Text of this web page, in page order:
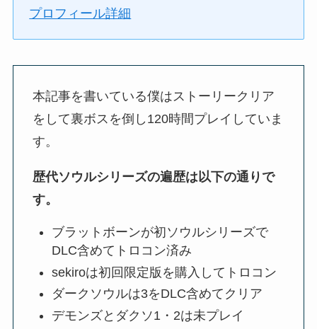
プロフィール詳細
本記事を書いている僕はストーリークリア
をして裏ボスを倒し120時間プレイしていま
す。
歴代ソウルシリーズの遍歴は以下の通りで
す。
ブラットボーンが初ソウルシリーズで
DLC含めてトロコン済み
sekiroは初回限定版を購入してトロコン
ダークソウルは3をDLC含めてクリア
デモンズとダクソ1・2は未プレイ